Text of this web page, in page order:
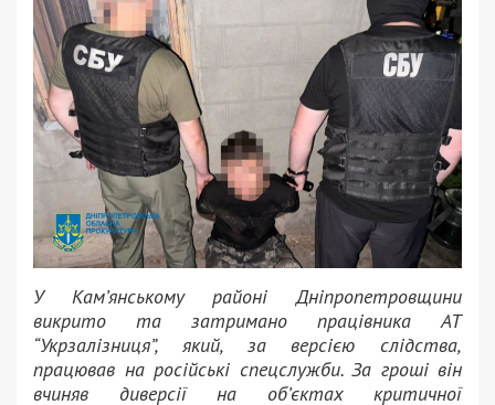
У Кам’янському районі Дніпропетровщини
викрито та затримано працівника АТ
“Укрзалізниця”, який, за версією слідства,
працював на російські спецслужби. За гроші він
вчиняв диверсії на об’єктах критичної